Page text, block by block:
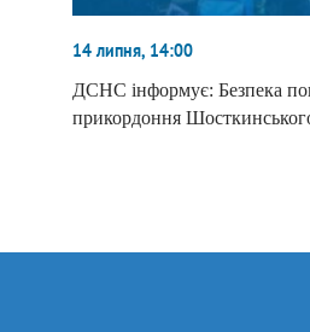
14 липня, 14:00
ДСНС інформує: Безпека
прикордоння